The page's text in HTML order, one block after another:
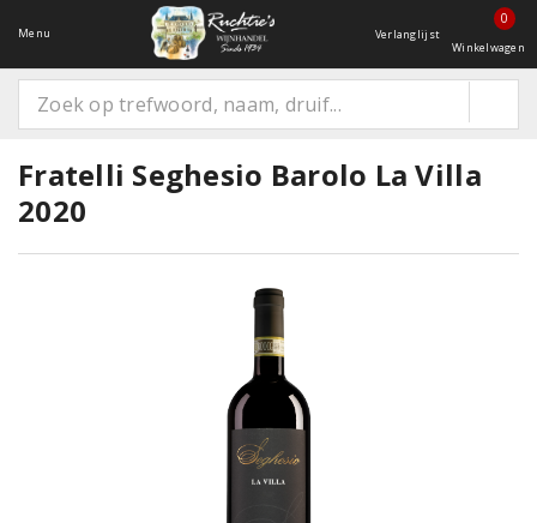
Menu Verlanglijst
0
Winkelwagen
Fratelli Seghesio Barolo La Villa
2020